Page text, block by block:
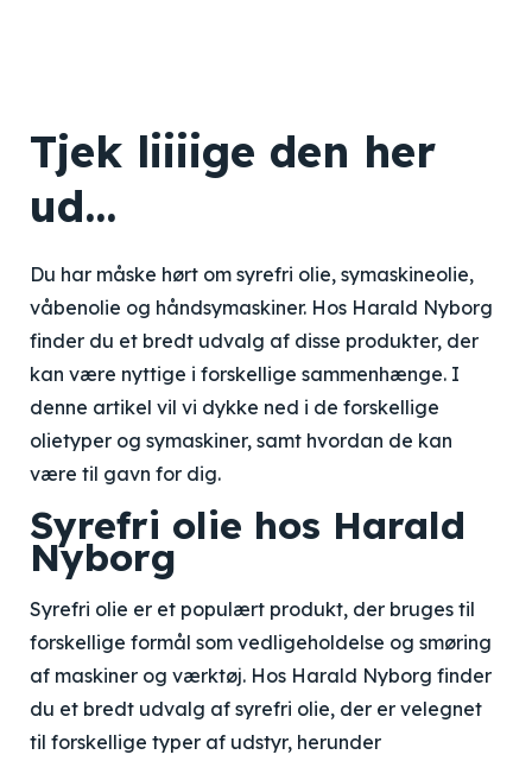
Tjek liiiige den her
ud…
Du har måske hørt om syrefri olie, symaskineolie,
våbenolie og håndsymaskiner. Hos Harald Nyborg
finder du et bredt udvalg af disse produkter, der
kan være nyttige i forskellige sammenhænge. I
denne artikel vil vi dykke ned i de forskellige
olietyper og symaskiner, samt hvordan de kan
være til gavn for dig.
Syrefri olie hos Harald
Nyborg
Syrefri olie er et populært produkt, der bruges til
forskellige formål som vedligeholdelse og smøring
af maskiner og værktøj. Hos Harald Nyborg finder
du et bredt udvalg af syrefri olie, der er velegnet
til forskellige typer af udstyr, herunder